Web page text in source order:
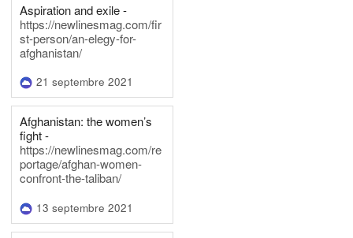
Aspiration and exile -
https://newlinesmag.com/fir
st-person/an-elegy-for-
afghanistan/
21 septembre 2021
Afghanistan: the women’s
fight -
https://newlinesmag.com/re
portage/afghan-women-
confront-the-taliban/
13 septembre 2021